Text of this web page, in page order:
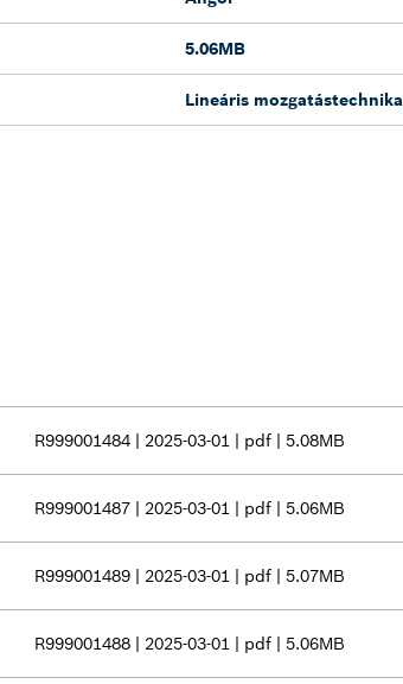
5.06MB
Lineáris mozgatástechnika
R999001484 | 2025-03-01 | pdf |5.08MB
R999001487 | 2025-03-01 | pdf |5.06MB
R999001489 | 2025-03-01 | pdf |5.07MB
R999001488 | 2025-03-01 | pdf |5.06MB